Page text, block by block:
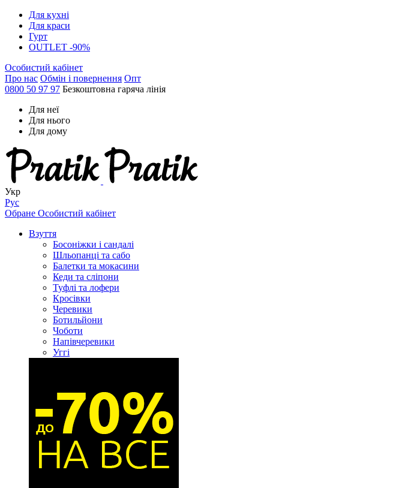
Для кухні
Для краси
Гурт
OUTLET -90%
Особистий кабінет
Про нас Обмін і повернення Опт
0800 50 97 97 Безкоштовна гаряча лінія
Для неї
Для нього
Для дому
Укр
Рус
Обране Особистий кабінет
Взуття
Босоніжки і сандалі
Шльопанці та сабо
Балетки та мокасини
Кеди та сліпони
Туфлі та лофери
Кросівки
Черевики
Ботильйони
Чоботи
Напівчеревики
Уггі